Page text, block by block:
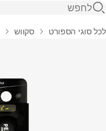
פתיחת חיפוש
בית
לכל סוגי הספורט סקווש